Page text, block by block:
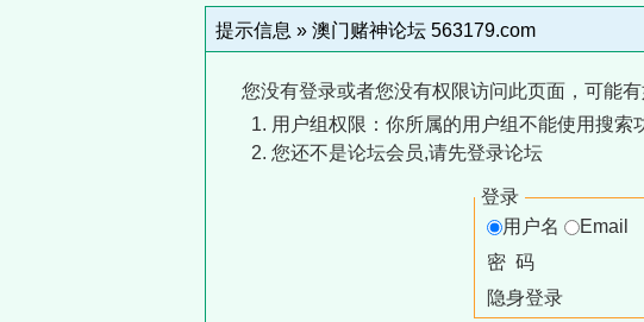
提示信息 » 澳门赌神论坛 563179.com
您没有登录或者您没有权限访问此页面，可能
用户组权限：你所属的用户组不能使用搜索
您还不是论坛会员,请先登录论坛
登录
用户名
Email
密 码
隐身登录